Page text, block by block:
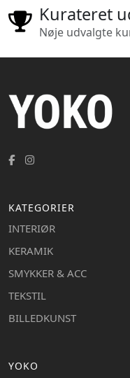
Kurateret
Nøje udvalgte
KATEGORIER
INTERIØR
KERAMIK
SMYKKER & ACC
TEKSTIL
BILLEDKUNST
YOKO